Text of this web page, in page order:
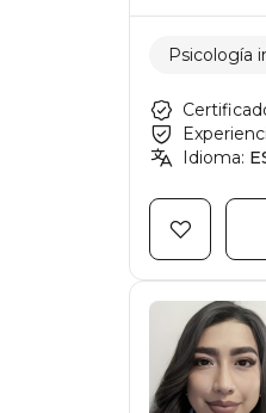
Psicología
Idioma: